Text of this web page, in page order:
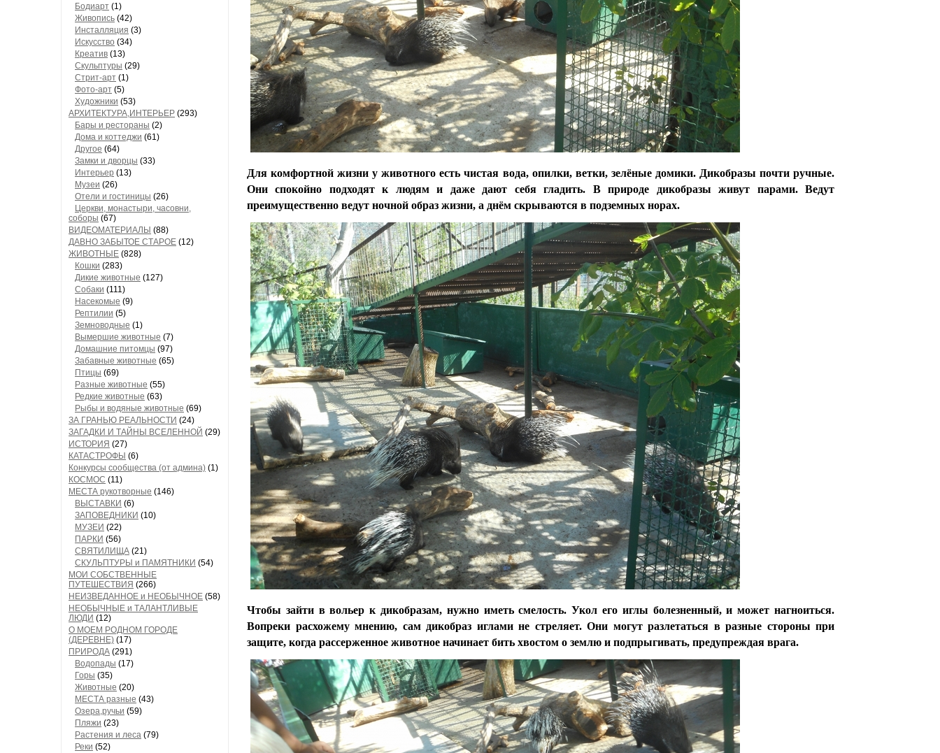
Бодиарт (1)
Живопись (42)
Инсталляция (3)
Искусство (34)
Креатив (13)
Скульптуры (29)
Стрит-арт (1)
Фото-арт (5)
Художники (53)
АРХИТЕКТУРА,ИНТЕРЬЕР (293)
Бары и рестораны (2)
Дома и коттеджи (61)
Другое (64)
Замки и дворцы (33)
Интерьер (13)
Музеи (26)
Отели и гостиницы (26)
Церкви, монастыри, часовни,
соборы (67)
ВИДЕОМАТЕРИАЛЫ (88)
ДАВНО ЗАБЫТОЕ СТАРОЕ (12)
ЖИВОТНЫЕ (828)
Кошки (283)
Дикие животные (127)
Собаки (111)
Насекомые (9)
Рептилии (5)
Земноводные (1)
Вымершие животные (7)
Домашние питомцы (97)
Забавные животные (65)
Птицы (69)
Разные животные (55)
Редкие животные (63)
Рыбы и водяные животные (69)
ЗА ГРАНЬЮ РЕАЛЬНОСТИ (24)
ЗАГАДКИ И ТАЙНЫ ВСЕЛЕННОЙ (29)
ИСТОРИЯ (27)
КАТАСТРОФЫ (6)
Конкурсы сообщества (от админа) (1)
КОСМОС (11)
МЕСТА рукотворные (146)
ВЫСТАВКИ (6)
ЗАПОВЕДНИКИ (10)
МУЗЕИ (22)
ПАРКИ (56)
СВЯТИЛИЩА (21)
СКУЛЬПТУРЫ и ПАМЯТНИКИ (54)
МОИ СОБСТВЕННЫЕ
ПУТЕШЕСТВИЯ (266)
НЕИЗВЕДАННОЕ и НЕОБЫЧНОЕ (58)
НЕОБЫЧНЫЕ и ТАЛАНТЛИВЫЕ
ЛЮДИ (12)
О МОЕМ РОДНОМ ГОРОДЕ
(ДЕРЕВНЕ) (17)
ПРИРОДА (291)
Водопады (17)
Горы (35)
Животные (20)
МЕСТА разные (43)
Озера,ручьи (59)
Пляжи (23)
Растения и леса (79)
Реки (52)
Для комфортной жизни у животного есть чистая вода, опилки, ветки, зелёные домики. Дикобразы почти ручные.
Они спокойно подходят к людям и даже дают себя гладить. В природе дикобразы живут парами. Ведут
преимущественно ведут ночной образ жизни, а днём скрываются в подземных норах.
Чтобы зайти в вольер к дикобразам, нужно иметь смелость. Укол его иглы болезненный, и может нагноиться.
Вопреки расхожему мнению, сам дикобраз иглами не стреляет. Они могут разлетаться в разные стороны при
защите, когда рассерженное животное начинает бить хвостом о землю и подпрыгивать, предупреждая врага.